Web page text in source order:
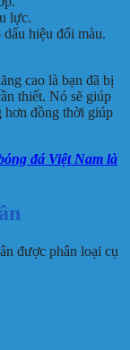
lực.
hiệu đổi màu.
cao là bạn đã bị
thiết. Nó sẽ giúp
hơn đồng thời giúp
đá Việt Nam là
được phân loại cụ